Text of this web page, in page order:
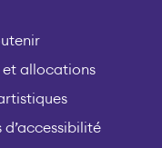
et allocations
d’accessibilité